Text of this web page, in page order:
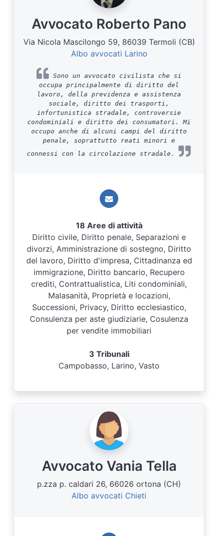
Avvocato Roberto Pano
Via Nicola Mascilongo 59, 86039 Termoli (CB)
Albo avvocati Larino
Sono un avvocato civilista che si
occupa principalmente di diritto del
lavoro, della previdenza e assistenza
sociale, diritto dei trasporti,
infortunistica stradale, controversie
condominiali e diritto dei consumatori. Mi
occupo anche di alcuni campi del diritto
penale, soprattutto reati minori e
connessi con la circolazione stradale.
18 Aree di attività
Diritto civile, Diritto penale, Separazioni e
divorzi, Amministrazione di sostegno, Diritto
del lavoro, Diritto d'impresa, Cittadinanza ed
immigrazione, Diritto bancario, Recupero
crediti, Contrattualistica, Liti condominiali,
Malasanità, Proprietà e locazioni,
Successioni, Privacy, Diritto ecclesiastico,
Consulenza per aste giudiziarie, Cosulenza
per vendite immobiliari
3 Tribunali
Campobasso, Larino, Vasto
Avvocato Vania Tella
p.zza p. caldari 26, 66026 ortona (CH)
Albo avvocati Chieti